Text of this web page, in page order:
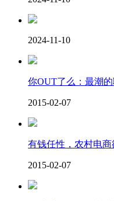
2024-11-10
你OUT了么：最潮的
2015-02-07
有钱任性，农村电商
2015-02-07